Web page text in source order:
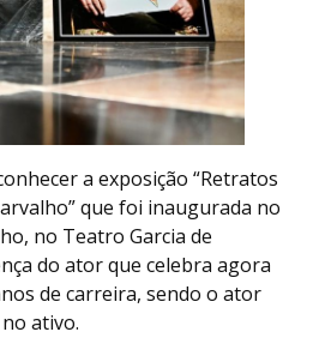
a exposição “Retratos
que foi inaugurada no
no Teatro Garcia de
do ator que celebra agora
de carreira, sendo o ator
ativo.